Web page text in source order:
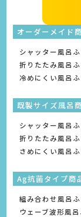
オーダーメイド
シャッター風呂ふ
折りたたみ風呂ふ
冷めにくい風呂ふ
既製サイズ風呂
シャッター風呂ふ
折りたたみ風呂ふ
さめにくい風呂
Ag抗菌タイプ商
組み合わせ風呂ふ
ウェーブ波形風呂